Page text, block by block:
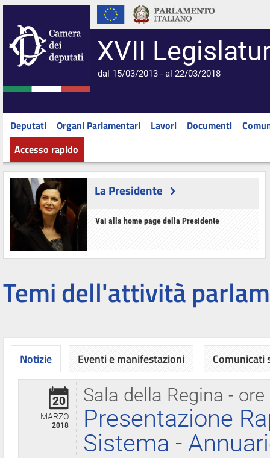
XVII
dal 15/03/2013 - al 22/03/2018
Deputati Organi Parlamentari Lavori Documenti
Accesso rapido
La Presidente
Vai alla home page della Presidente
Temi dell'attività
Notizie
Sala della Regina - ore
20
MARZO
2018
Presentazione
Sistema -
Eventi e manifestazioni Comunicati